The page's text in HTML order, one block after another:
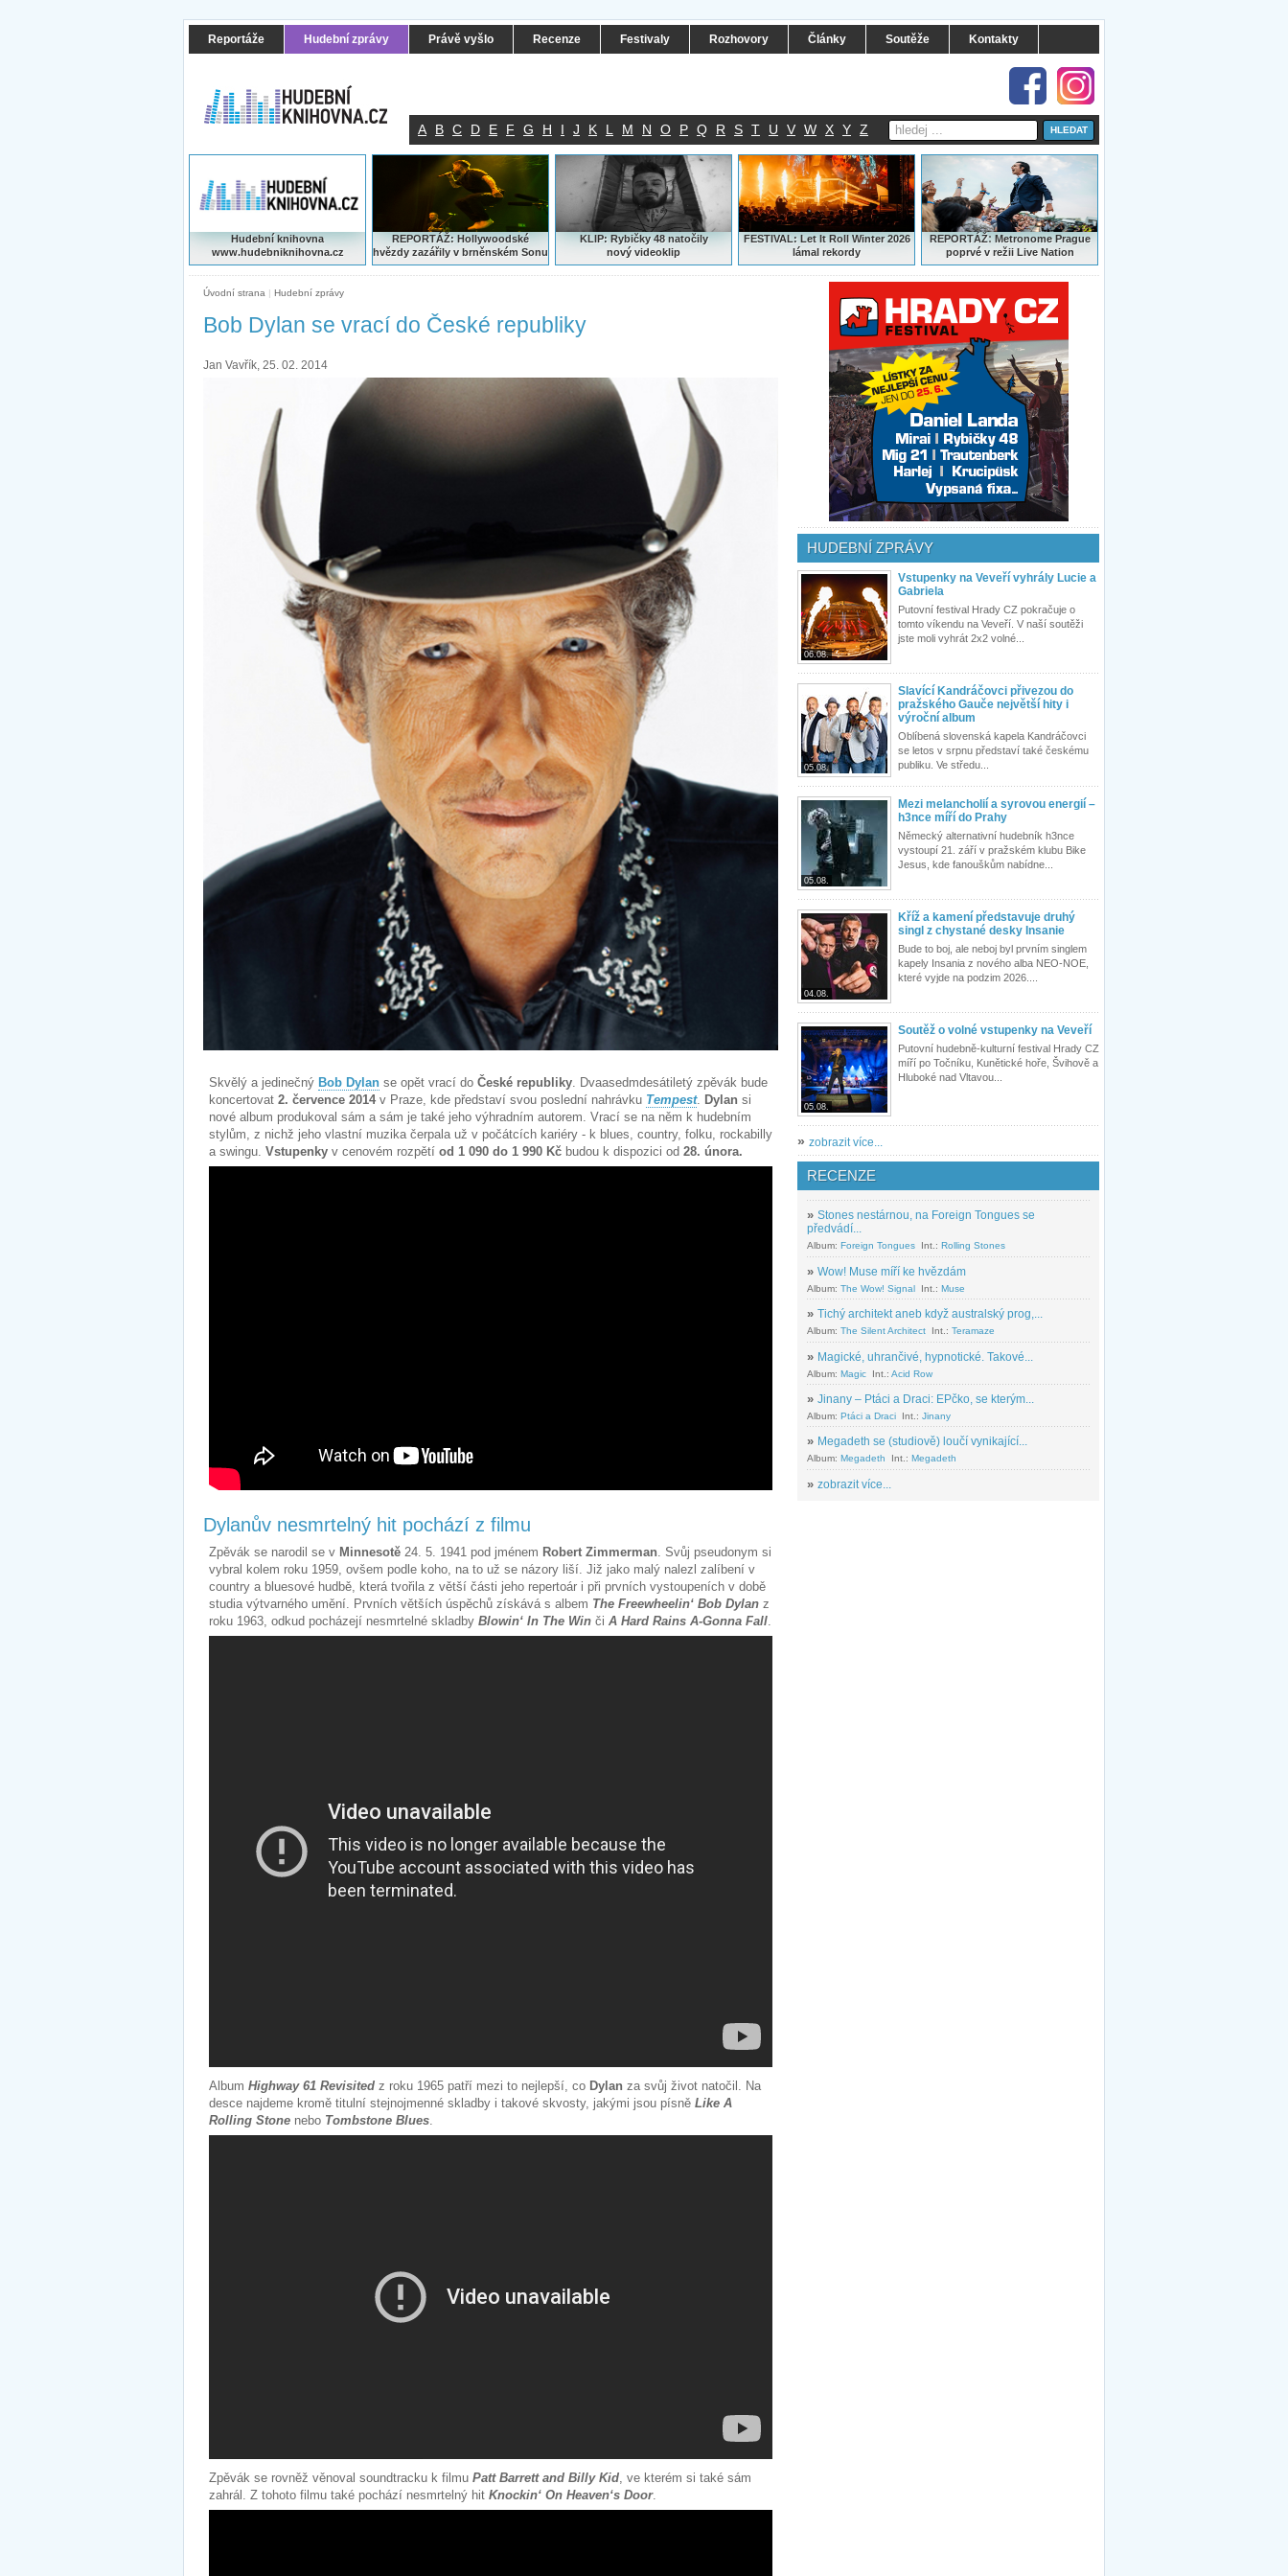
Reportáže Hudební zprávy Právě vyšlo Recenze Festivaly Rozhovory Články Soutěže Kontakty
A B C D E F G H I J K L M N O P Q R S T U V W X Y Z
Hudební knihovna
www.hudebniknihovna.cz
REPORTÁŽ: Hollywoodské
hvězdy zazářily v brněnském Sonu
KLIP: Rybičky 48 natočily
nový videoklip
FESTIVAL: Let It Roll Winter 2026
lámal rekordy
REPORTÁŽ:Metronome Prague
poprvé v režii Live Nation
Úvodní strana | Hudební zprávy
Bob Dylan se vrací do České republiky
Jan Vavřík, 25. 02. 2014
Skvělý a jedinečný Bob Dylan se opět vrací do České republiky . Dvaasedmdesátiletý zpěvák bude
koncertovat 2. července 2014v Praze, kde představí svou poslední nahrávku Tempest. Dylan si
nové album produkoval sám a sám je také jeho výhradním autorem. Vrací se na něm k hudebním
stylům, z nichž jeho vlastní muzika čerpala už v počátcích kariéry - k blues, country, folku, rockabilly
a swingu. Vstupenky v cenovém rozpětí od 1 090 do 1 990 Kč budou k dispozici od 28. února.
Dylanův nesmrtelný hit pochází z filmu
Zpěvák se narodil se v Minnesotě 24. 5. 1941 pod jménem Robert Zimmerman . Svůj pseudonym si
vybral kolem roku 1959, ovšem podle koho, na to už se názory liší. Již jako malý nalezl zalíbení v
country a bluesové hudbě, která tvořila z větší části jeho repertoár i při prvních vystoupeních v době
studia výtvarného umění. Prvních větších úspěchů získává s albem The Freewheelin‘ Bob Dylan z
roku 1963, odkud pocházejí nesmrtelné skladby Blowin‘ In The Win či A Hard Rains A-Gonna Fall
Album Highway 61 Revisited z roku 1965 patří mezi to nejlepší, co Dylan za svůj život natočil. Na
desce najdeme kromě titulní stejnojmenné skladby i takové skvosty, jakými jsou písně Like A
Rolling Stone nebo Tombstone Blues
Zpěvák se rovněž věnoval soundtracku k filmu Patt Barrett and Billy Kid , ve kterém si také sám
zahrál. Z tohoto filmu také pochází nesmrtelný hit Knockin‘ On Heaven‘s Door.
HUDEBNÍ ZPRÁVY
06.08.
Vstupenky na Veveří vyhrály Lucie a
Gabriela
Putovní festival Hrady CZ pokračuje o
tomto víkendu na Veveří. V naší soutěži
jste moli vyhrát 2x2 volné...
05.08.
Slavící Kandráčovci přivezou do
pražského Gauče největší hity i
výroční album
Oblíbená slovenská kapela Kandráčovci
se letos v srpnu představí také českému
publiku. Ve středu...
05.08.
Mezi melancholií a syrovou energií –
h3nce míří do Prahy
Německý alternativní hudebník h3nce
vystoupí 21. září v pražském klubu Bike
Jesus, kde fanouškům nabídne...
04.08.
Kříž a kamení představuje druhý
singl z chystané desky Insanie
Bude to boj, ale neboj byl prvním singlem
kapely Insania z nového alba NEO-NOE,
které vyjde na podzim 2026....
05.08.
Soutěž o volné vstupenky na Veveří
Putovní hudebně-kulturní festival Hrady CZ
míří po Točníku, Kunětické hoře, Švihově a
Hluboké nad Vltavou...
» zobrazit více...
RECENZE
» Stones nestárnou, na Foreign Tongues se
předvádí...
Album: Foreign Tongues Int.: Rolling Stones
» Wow! Muse míří ke hvězdám
Album: The Wow! Signal Int.: Muse
» Tichý architekt aneb když australský prog,...
Album: The Silent Architect Int.: Teramaze
» Magické, uhrančivé, hypnotické. Takové...
Album: Magic Int.: Acid Row
» Jinany – Ptáci a Draci: EPčko, se kterým...
Album: Ptáci a Draci Int.: Jinany
» Megadeth se (studiově) loučí vynikající...
Album: Megadeth Int.: Megadeth
» zobrazit více...